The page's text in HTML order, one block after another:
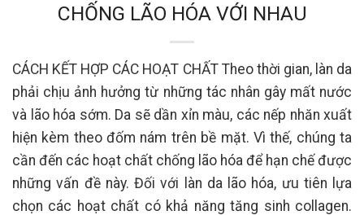
CHỐNG LÃO HÓA VỚI NHAU
CÁCH KẾT HỢP CÁC HOẠT CHẤT Theo thời gian, làn da
phải chịu ảnh hưởng từ những tác nhân gây mất nước
và lão hóa sớm. Da sẽ dần xỉn màu, các nếp nhăn xuất
hiện kèm theo đốm nám trên bề mặt. Vì thế, chúng ta
cần đến các hoạt chất chống lão hóa để hạn chế được
những vấn đề này. Đối với làn da lão hóa, ưu tiên lựa
chọn các hoạt chất có khả năng tăng sinh collagen.